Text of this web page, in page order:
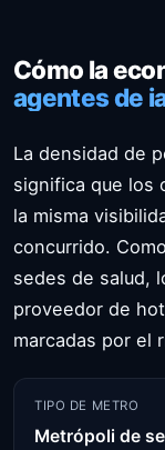
Cómo la
agentes de
La densidad de
significa que los
la misma
concurrido.
sedes de salud,
proveedor de
marcadas por el
TIPO DE METRO
Metrópoli de